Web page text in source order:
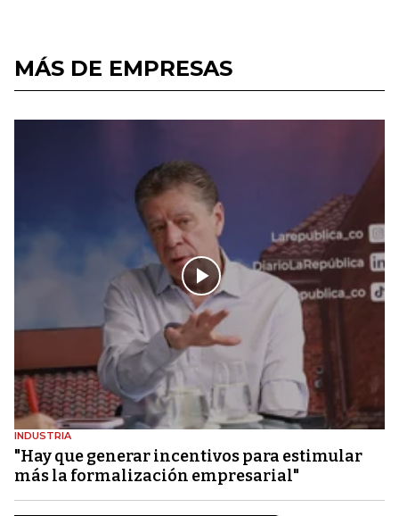
MÁS DE EMPRESAS
INDUSTRIA
"Hay que generar incentivos para estimular
más la formalización empresarial"